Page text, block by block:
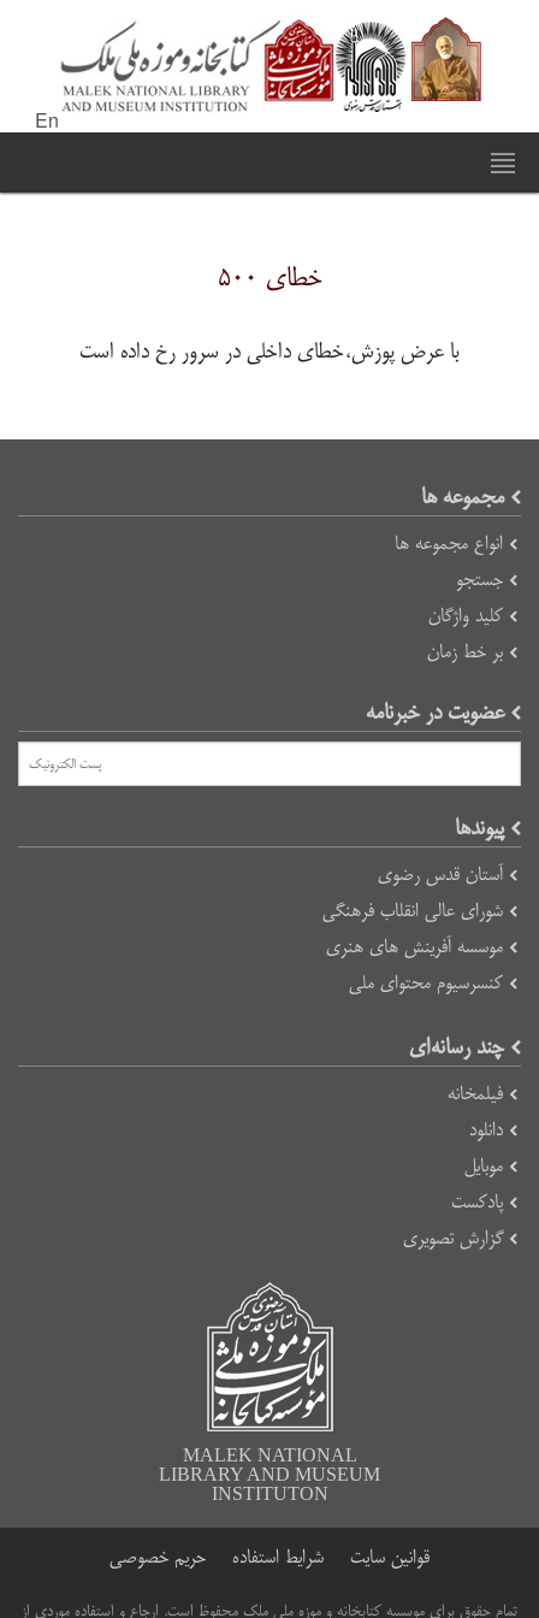
En
خطای ۵۰۰
با عرض پوزش،خطای داخلی در سرور رخ داده است
مجموعه ها
انواع مجموعه ها
جستجو
کلید واژگان
بر خط زمان
عضویت در خبرنامه
پیوند‌ها
آستان قدس رضوی
شورای عالی انقلاب فرهنگی
موسسه آفرینش های هنری
کنسرسیوم محتوای ملی
چند رسانه‌ای
فیلمخانه
دانلود
موبایل
پادکست
گزارش تصویری
MALEK NATIONAL
LIBRARY AND MUSEUM
INSTITUTON
قوانین سایت شرایط استفاده حریم خصوصی
تمام حقوق برای موسسه کتابخانه و موزه ملی ملک محفوظ است. ارجاع و استفاده موردی از